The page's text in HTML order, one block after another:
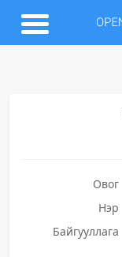
Овог
Нэр
Байгууллага